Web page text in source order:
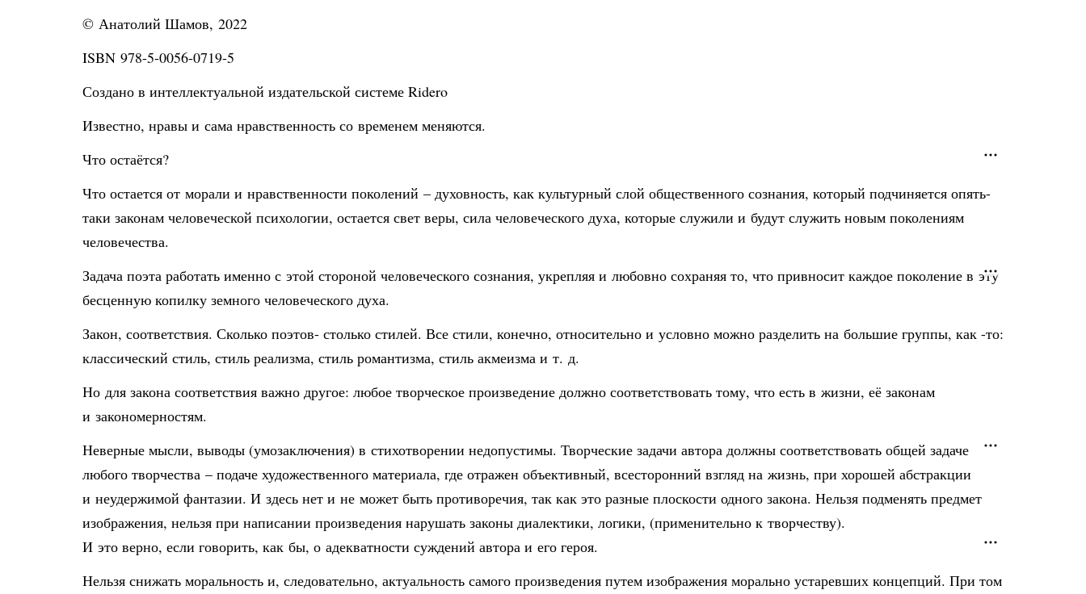
© Анатолий Шамов, 2022
ISBN 978-5-0056-0719-5
Создано в интеллектуальной издательской системе Ridero
Известно, нравы и сама нравственность со временем меняются.
Что остаётся?
Что остается от морали и нравственности поколений – духовность, как культурный слой общественного сознания, который подчиняется опять-
таки законам человеческой психологии, остается свет веры, сила человеческого духа, которые служили и будут служить новым поколениям
человечества.
Задача поэта работать именно с этой стороной человеческого сознания, укрепляя и любовно сохраняя то, что привносит каждое поколение в эту
бесценную копилку земного человеческого духа.
Закон, соответствия. Сколько поэтов- столько стилей. Все стили, конечно, относительно и условно можно разделить на большие группы, как -то:
классический стиль, стиль реализма, стиль романтизма, стиль акмеизма и т. д.
Но для закона соответствия важно другое: любое творческое произведение должно соответствовать тому, что есть в жизни, её законам
и закономерностям.
Неверные мысли, выводы (умозаключения) в стихотворении недопустимы. Творческие задачи автора должны соответствовать общей задаче
любого творчества – подаче художественного материала, где отражен объективный, всесторонний взгляд на жизнь, при хорошей абстракции
и неудержимой фантазии. И здесь нет и не может быть противоречия, так как это разные плоскости одного закона. Нельзя подменять предмет
изображения, нельзя при написании произведения нарушать законы диалектики, логики, (применительно к творчеству).
И это верно, если говорить, как бы, о адекватности суждений автора и его героя.
Нельзя снижать моральность и, следовательно, актуальность самого произведения путем изображения морально устаревших концепций. При том